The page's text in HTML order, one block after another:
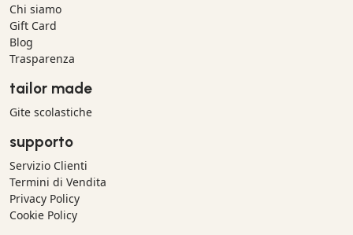
Chi siamo
Gift Card
Blog
Trasparenza
tailor made
Gite scolastiche
supporto
Servizio Clienti
Termini di Vendita
Privacy Policy
Cookie Policy